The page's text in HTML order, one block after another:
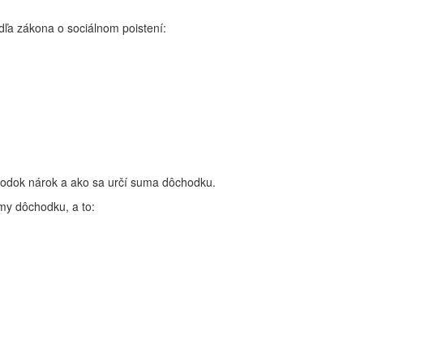
zákona o sociálnom poistení:
nárok a ako sa určí suma dôchodku.
dôchodku, a to: